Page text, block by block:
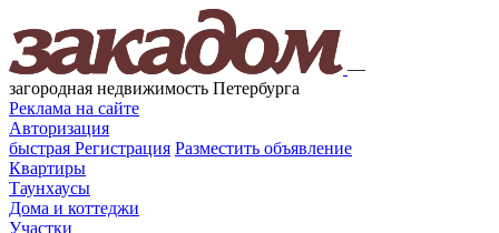
—
загородная недвижимость Петербурга
Реклама на сайте
Авторизация
быстрая Регистрация Разместить объявление
Квартиры
Таунхаусы
Дома и коттеджи
Участки